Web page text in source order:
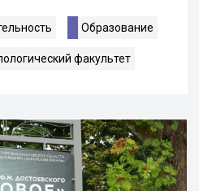
Образование
факультет